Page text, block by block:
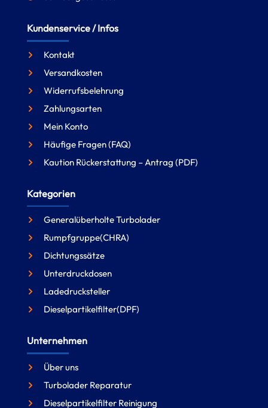
Kundenservice / Infos
Kontakt
Versandkosten
Widerrufsbelehrung
Zahlungsarten
Mein Konto
Häufige Fragen (FAQ)
Kaution Rückerstattung – Antrag (PDF)
Kategorien
Generalüberholte Turbolader
Rumpfgruppe(CHRA)
Dichtungssätze
Unterdruckdosen
Ladedrucksteller
Dieselpartikelfilter(DPF)
Unternehmen
Über uns
Turbolader Reparatur
Dieselpartikelfilter Reinigung